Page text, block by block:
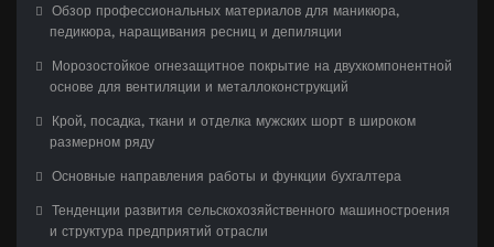
Обзор профессиональных материалов для маникюра,
педикюра, наращивания ресниц и депиляции
Морозостойкое огнезащитное покрытие на двухкомпонентной
основе для вентиляции и металлоконструкций
Крой, посадка, ткани и отделка мужских шорт в широком
размерном ряду
Основные направления работы и функции бухгалтера
Тенденции развития сельскохозяйственного машиностроения
и структура предприятий отрасли